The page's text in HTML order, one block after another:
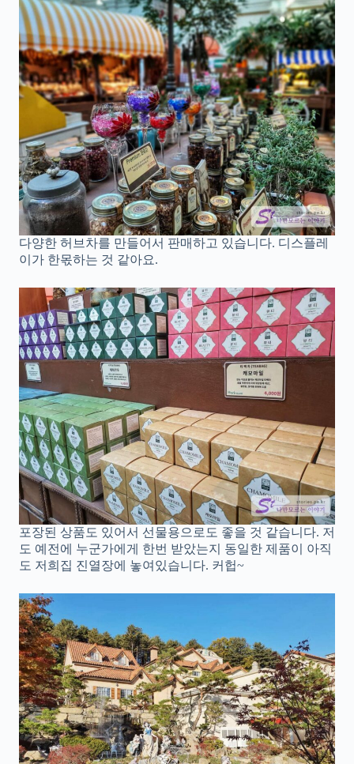
다양한 허브차를 만들어서 판매하고 있습니다. 디스플레
이가 한몫하는 것 같아요.
포장된 상품도 있어서 선물용으로도 좋을 것 같습니다. 저
도 예전에 누군가에게 한번 받았는지 동일한 제품이 아직
도 저희집 진열장에 놓여있습니다. 커헙~